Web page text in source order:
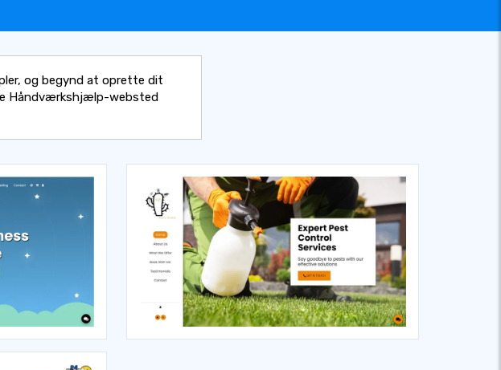
og begynd at oprette dit
Håndværkshjælp-websted